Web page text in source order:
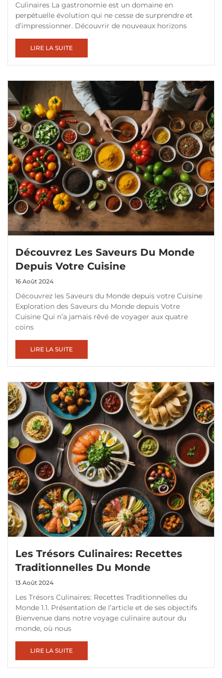
Culinaires La gastronomie est un domaine en
perpétuelle évolution qui ne cesse de surprendre et
d’impressionner. Découvrir de nouveaux horizons
LIRE LA SUITE
Découvrez Les Saveurs Du Monde
Depuis Votre Cuisine
16 Août 2024
Découvrez les Saveurs du Monde depuis votre Cuisine
Exploration des Saveurs du Monde depuis Votre
Cuisine Qui n’a jamais rêvé de voyager aux quatre
coins
LIRE LA SUITE
Les Trésors Culinaires: Recettes
Traditionnelles Du Monde
13 Août 2024
Les Trésors Culinaires: Recettes Traditionnelles du
Monde 1.1. Présentation de l’article et de ses objectifs
Bienvenue dans notre voyage culinaire autour du
monde, où nous
LIRE LA SUITE